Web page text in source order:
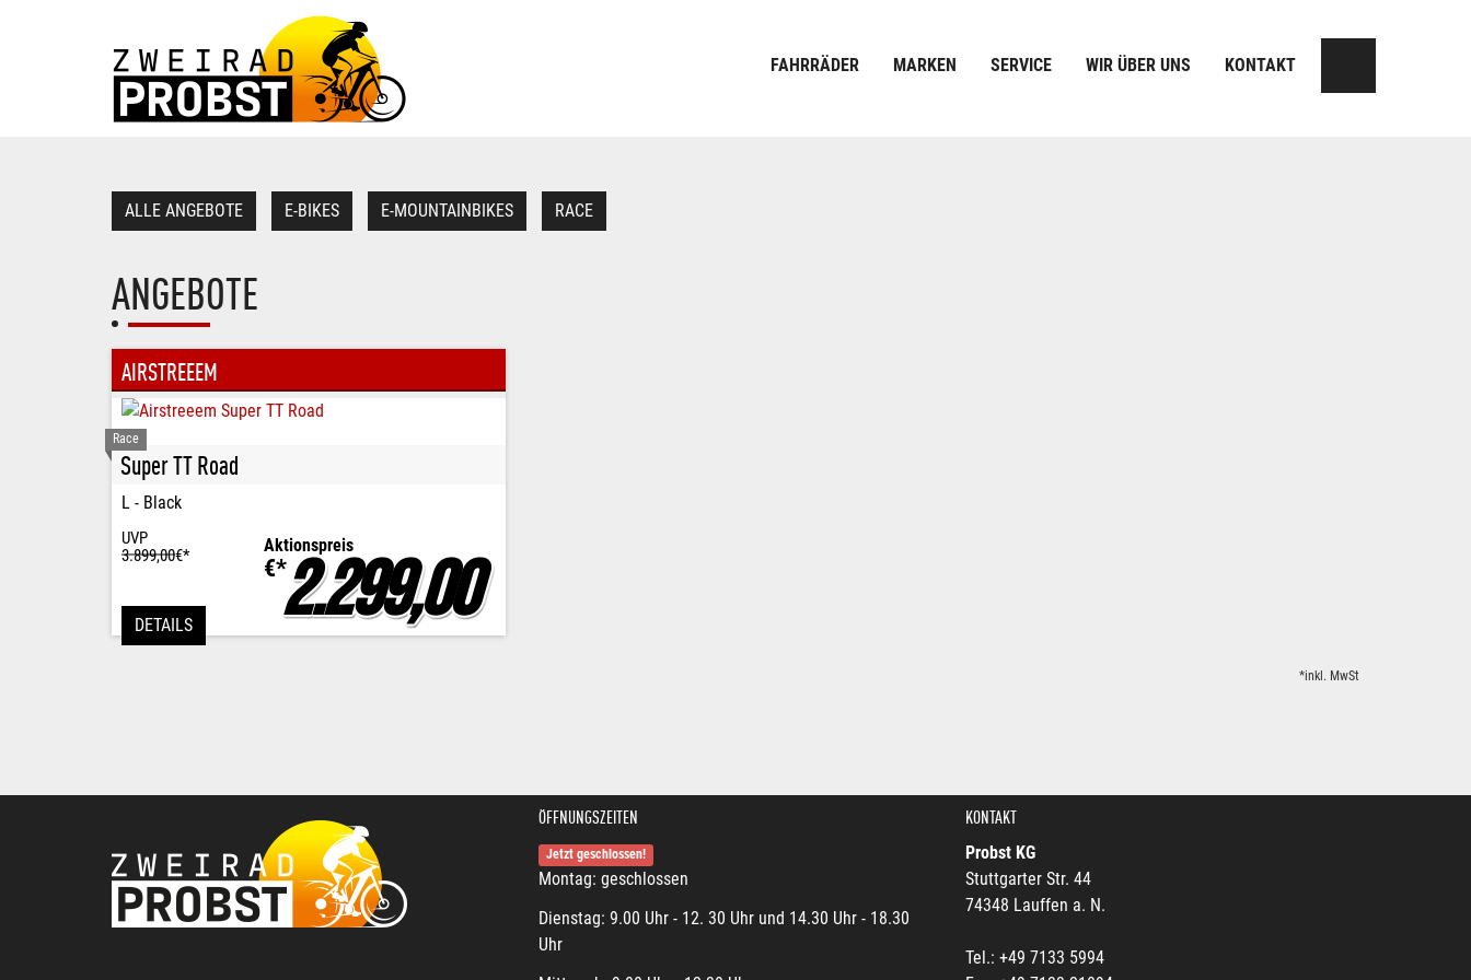
FAHRRÄDER MARKEN SERVICE WIR ÜBER UNS KONTAKT
ALLE ANGEBOTE E-BIKES E-MOUNTAINBIKES RACE
ANGEBOTE
AIRSTREEEM
Race
Super TT Road
L - Black
UVP
3.899,00€* Aktionspreis
2.299,00
€*
DETAILS
*inkl. MwSt
ÖFFNUNGSZEITEN
Jetzt geschlossen!
Montag: geschlossen
Dienstag: 9.00 Uhr - 12. 30 Uhr und 14.30 Uhr - 18.30
Uhr
KONTAKT
Probst KG
Stuttgarter Str. 44
74348 Lauffen a. N.
Tel.: +49 7133 5994